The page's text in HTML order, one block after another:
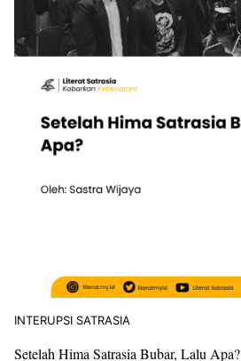
INTERUPSI SATRASIA
Setelah Hima Satrasia Bubar, Lalu Apa?